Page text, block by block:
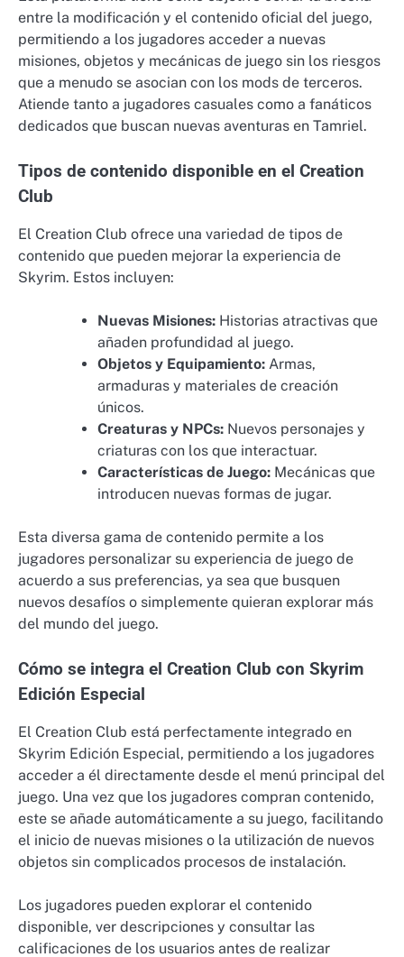
entre la modificación y el contenido oficial del juego,
permitiendo a los jugadores acceder a nuevas
misiones, objetos y mecánicas de juego sin los riesgos
que a menudo se asocian con los mods de terceros.
Atiende tanto a jugadores casuales como a fanáticos
dedicados que buscan nuevas aventuras en Tamriel.
Tipos de contenido disponible en el Creation
Club
El Creation Club ofrece una variedad de tipos de
contenido que pueden mejorar la experiencia de
Skyrim. Estos incluyen:
Nuevas Misiones: Historias atractivas que
añaden profundidad al juego.
Objetos y Equipamiento: Armas,
armaduras y materiales de creación
únicos.
Creaturas y NPCs: Nuevos personajes y
criaturas con los que interactuar.
Características de Juego: Mecánicas que
introducen nuevas formas de jugar.
Esta diversa gama de contenido permite a los
jugadores personalizar su experiencia de juego de
acuerdo a sus preferencias, ya sea que busquen
nuevos desafíos o simplemente quieran explorar más
del mundo del juego.
Cómo se integra el Creation Club con Skyrim
Edición Especial
El Creation Club está perfectamente integrado en
Skyrim Edición Especial, permitiendo a los jugadores
acceder a él directamente desde el menú principal del
juego. Una vez que los jugadores compran contenido,
este se añade automáticamente a su juego, facilitando
el inicio de nuevas misiones o la utilización de nuevos
objetos sin complicados procesos de instalación.
Los jugadores pueden explorar el contenido
disponible, ver descripciones y consultar las
calificaciones de los usuarios antes de realizar